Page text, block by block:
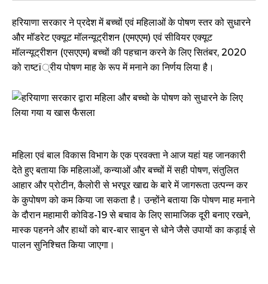
हरियाणा सरकार ने प्रदेश में बच्चों एवं महिलाओं के पोषण स्तर को सुधारने
और मॉडरेट एक्यूट मॉलन्यूट्रीशन (एमएएम) एवं सीवियर एक्यूट
मॉलन्यूट्रीशन (एसएएम) बच्चों की पहचान करने के लिए सितंबर, 2020
को राष्टï्रीय पोषण माह के रूप में मनाने का निर्णय लिया है।
महिला एवं बाल विकास विभाग के एक प्रवक्ता ने आज यहां यह जानकारी
देते हुए बताया कि महिलाओं, कन्याओं और बच्चों में सही पोषण, संतुलित
आहार और प्रोटीन, कैलोरी से भरपूर खाद्य के बारे में जागरूता उत्पन्न कर
के कुपोषण को कम किया जा सकता है। उन्होंने बताया कि पोषण माह मनाने
के दौरान महामारी कोविड-19 से बचाव के लिए सामाजिक दूरी बनाए रखने,
मास्क पहनने और हाथों को बार-बार साबुन से धोने जैसे उपायों का कड़ाई से
पालन सुनिश्चित किया जाएगा।